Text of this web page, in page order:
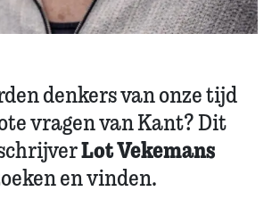
denkers van onze tijd
vragen van Kant? Dit
Lot Vekemans
en vinden.